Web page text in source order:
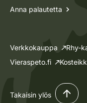
Anna palautetta
Verkkokauppa Rhy-
Vieraspeto.fi
Takaisin ylös